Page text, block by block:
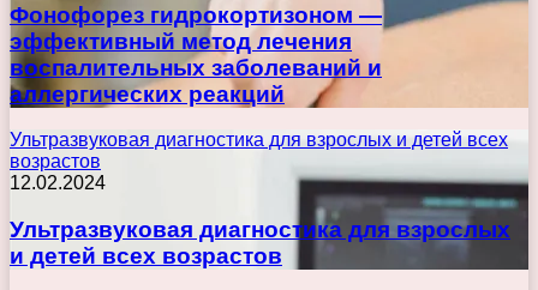
Фонофорез гидрокортизоном —
эффективный метод лечения
воспалительных заболеваний и
аллергических реакций
Ультразвуковая диагностика для взрослых и детей всех
возрастов
12.02.2024
Ультразвуковая диагностика для взрослых
и детей всех возрастов